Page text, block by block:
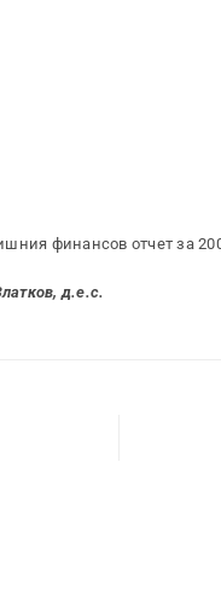
финансов отчет за
д.е.с.